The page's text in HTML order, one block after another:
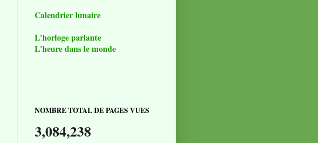
Calendrier lunaire
L'horloge parlante
L'heure dans le monde
NOMBRE TOTAL DE PAGES VUES
3,084,238